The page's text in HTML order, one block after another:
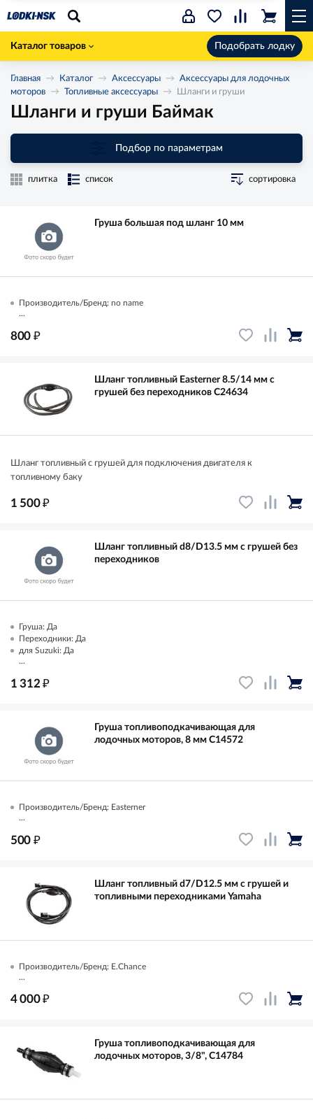
Каталог товаров Подобрать лодку
Главная Каталог Аксессуары
Аксессуары для лодочных
моторов
Топливные аксессуары Шланги и груши
Шланги и груши Баймак
Подбор по параметрам
плитка список сортировка
Груша большая под шланг 10 мм
Производитель/Бренд: no name
...
800 ₽
Шланг топливный Easterner 8.5/14 мм с
грушей без переходников C24634
Шланг топливный с грушей для подключения двигателя к
топливному баку
1 500₽
Шланг топливный d8/D13.5 мм с грушей без
переходников
Груша: Да
Переходники: Да
для Suzuki: Да
...
1 312₽
Груша топливоподкачивающая для
лодочных моторов, 8 мм C14572
Производитель/Бренд: Easterner
...
500 ₽
Шланг топливный d7/D12.5 мм с грушей и
топливными переходниками Yamaha
Производитель/Бренд: E.Chance
...
4 000₽
Груша топливоподкачивающая для
лодочных моторов, 3/8", C14784